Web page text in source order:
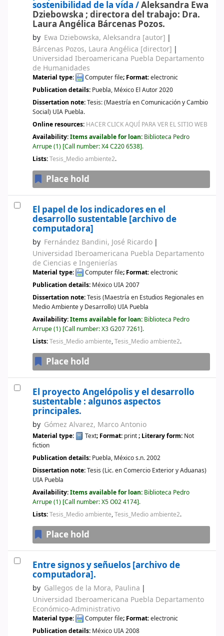
sostenibilidad de la vida /Aleksandra Ewa
Dziebowska ; directora del trabajo: Dra.
Laura Angélica Bárcenas Pozos.
by Ewa Dziebowska, Aleksandra [autor]
Bárcenas Pozos, Laura Angélica [director]
Universidad Iberoamericana Puebla Departamento
de Humanidades
Material type: Computer file; Format:electronic
Publication details: Puebla, México El Autor2020
Dissertation note:Tesis: (Maestría en Comunicación y Cambio
Social) UIA Puebla.
Online resources: HACER CLICK AQUÍ PARA VER EL SITIO WEB
Availability:Items available for loan: Biblioteca Pedro
Arrupe(1) Call number:X4 C220 6538 .
Lists:Tesis_Medio ambiente2.
Place hold
El papel de los indicadores en el
desarrollo sustentable [archivo de
computadora]
by Fernández Bandini, José Ricardo
Universidad Iberoamericana Puebla Departamento
de Ciencias e Ingenierías
Material type: Computer file; Format:electronic
Publication details: México UIA2007
Dissertation note:Tesis (Maestría en Estudios Regionales en
Medio Ambiente y Desarrollo) UIA Puebla
Availability:Items available for loan: Biblioteca Pedro
Arrupe(1) Call number:X3 G207 7261 .
Lists:Tesis_Medio ambiente,Tesis_Medio ambiente2.
Place hold
El proyecto Angelópolis y el desarrollo
sustentable : algunos aspectos
principales.
by Gómez Alvarez, Marco Antonio
Material type: Text; Format: print; Literary form: Not
fiction
Publication details: Puebla, Méxicos.n.2002
Dissertation note:Tesis (Lic. en Comercio Exterior y Aduanas)
UIA Puebla
Availability:Items available for loan: Biblioteca Pedro
Arrupe(1) Call number:X5 O02 4174 .
Lists:Tesis_Medio ambiente,Tesis_Medio ambiente2.
Place hold
Entre signos y señuelos [archivo de
computadora].
by Gallegos de la Mora, Paulina
Universidad Iberoamericana Puebla Departamento
Económico-Administrativo
Material type: Computer file; Format:electronic
Publication details: México UIA2008